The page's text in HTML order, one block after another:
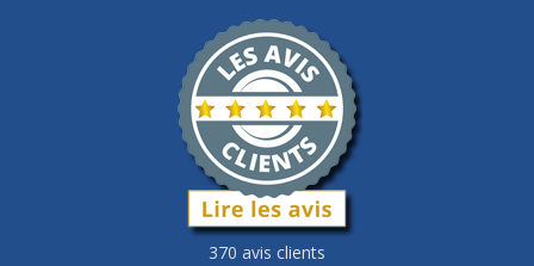
370 avis clients